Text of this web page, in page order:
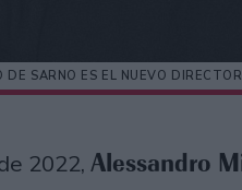
DE SARNO ES EL NUEVO
2022, Alessandro